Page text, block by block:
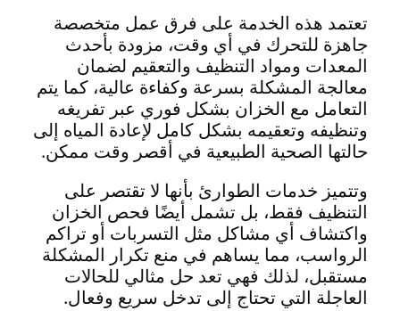
تعتمد هذه الخدمة على فرق عمل متخصصة
جاهزة للتحرك في أي وقت، مزودة بأحدث
المعدات ومواد التنظيف والتعقيم لضمان
معالجة المشكلة بسرعة وكفاءة عالية، كما يتم
التعامل مع الخزان بشكل فوري عبر تفريغه
وتنظيفه وتعقيمه بشكل كامل لإعادة المياه إلى
حالتها الصحية الطبيعية في أقصر وقت ممكن.
وتتميز خدمات الطوارئ بأنها لا تقتصر على
التنظيف فقط، بل تشمل أيضًا فحص الخزان
واكتشاف أي مشاكل مثل التسربات أو تراكم
الرواسب، مما يساهم في منع تكرار المشكلة
مستقبل، لذلك فهي تعد حل مثالي للحالات
العاجلة التي تحتاج إلى تدخل سريع وفعال.